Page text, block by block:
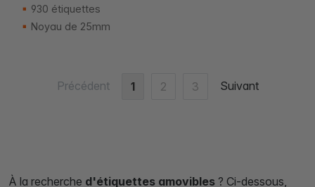
930 étiquettes
Noyau de 25mm
Précédent 1 2 3 Suivant
À la recherche d'étiquettes amovibles ? Ci-dessous,